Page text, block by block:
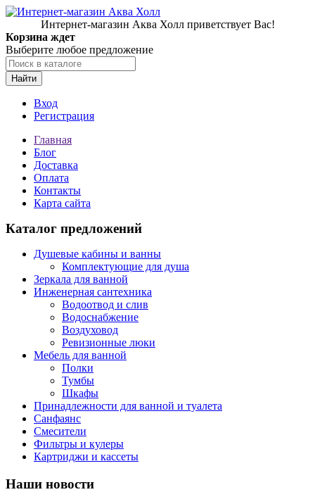
Интернет-магазин Аква Холл приветствует Вас!
Корзина ждет
Выберите любое предложение
Найти
Вход
Регистрация
Главная
Блог
Доставка
Оплата
Контакты
Карта сайта
Каталог предложений
Душевые кабины и ванны
Комплектующие для душа
Зеркала для ванной
Инженерная сантехника
Водоотвод и слив
Водоснабжение
Воздуховод
Ревизионные люки
Мебель для ванной
Полки
Тумбы
Шкафы
Принадлежности для ванной и туалета
Санфаянс
Смесители
Фильтры и кулеры
Картриджи и кассеты
Наши новости